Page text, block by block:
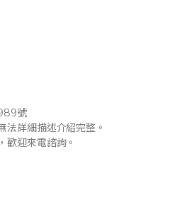
號
法詳細描述介紹完整。
歡迎來電諮詢。